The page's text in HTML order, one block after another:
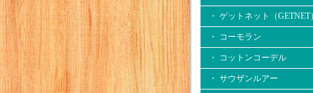
・ ゲットネット（GETNET
・ コーモラン
・ コットンコーデル
・ サウザンルアー